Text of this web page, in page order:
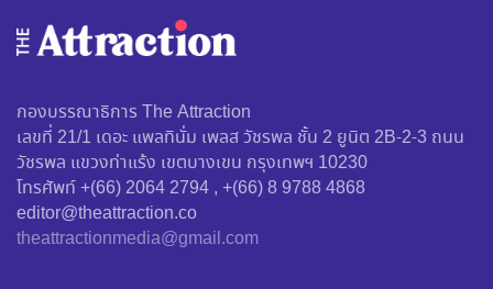
กองบรรณาธิการ The Attraction
เลขที่ 21/1 เดอะ แพลทินั่ม เพลส วัชรพล ชั้น 2 ยูนิต 2B-2-3 ถนน
วัชรพล แขวงท่าแร้ง เขตบางเขน กรุงเทพฯ 10230
โทรศัพท์ +(66) 2064 2794 , +(66) 8 9788 4868
editor@theattraction.co
theattractionmedia@gmail.com